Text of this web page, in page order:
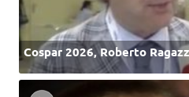
Cospar 2026, Roberto